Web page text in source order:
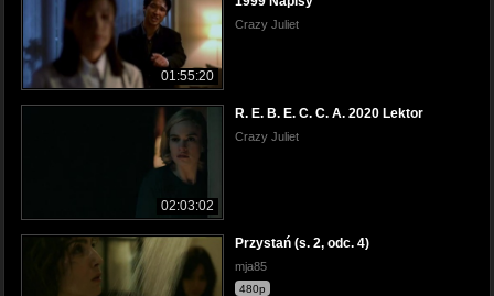
01:55:20
Crazy Juliet
02:03:02
R. E. B. E. C. C. A. 2020 Lektor
Crazy Juliet
Przystań (s. 2, odc. 4)
mja85
480p